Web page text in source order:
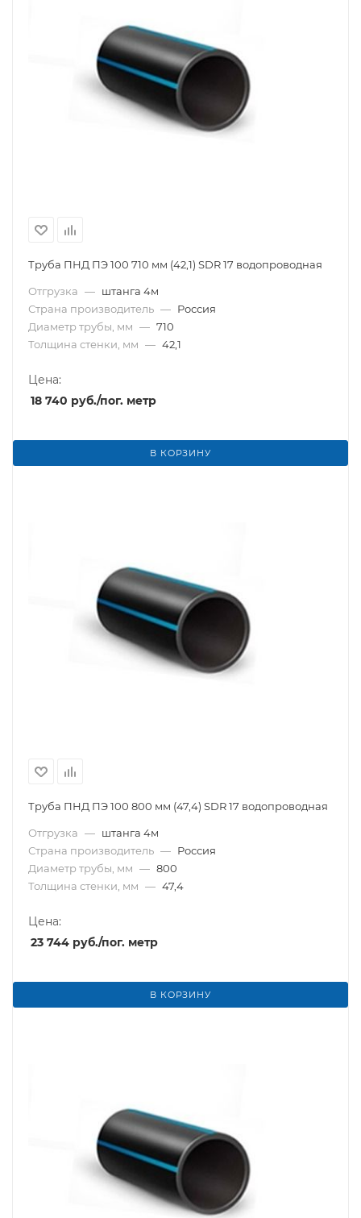
Труба ПНД ПЭ 100 710 мм (42,1) SDR 17 водопроводная
Отгрузка — штанга 4м
Страна производитель — Россия
Диаметр трубы, мм — 710
Толщина стенки, мм — 42,1
Цена:
18 740 руб./пог. метр
В КОРЗИНУ
Труба ПНД ПЭ 100 800 мм (47,4) SDR 17 водопроводная
Отгрузка — штанга 4м
Страна производитель — Россия
Диаметр трубы, мм — 800
Толщина стенки, мм — 47,4
Цена:
23 744 руб./пог. метр
В КОРЗИНУ